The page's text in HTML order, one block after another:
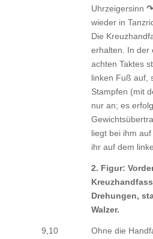
Uhrzeigersinn ↷
wieder in
Die
erhalten. In der
achten Taktes
linken Fuß auf,
Stampfen (mit
nur an; es
liegt bei ihm
ihr auf dem
2. Figur:
Drehungen,
Walzer.
9,10
Ohne die